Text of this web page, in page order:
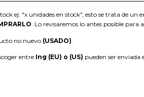
ej: "x unidades en stock", esto se trata de un
. Lo revisaremos lo antes posible para
no nuevo (USADO)
entre Ing (EU) o (US) pueden ser enviada